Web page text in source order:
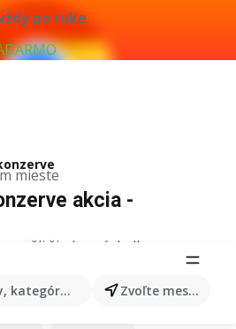
po ruke
mieste
kategórie, produkty... Zvoľte mesto
akcia -
žiadne výsledky.
v obchodoch Lidl
Nintendo Switch